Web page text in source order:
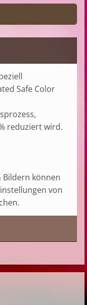
Safe Color
reduziert wird.
Bildern können
von